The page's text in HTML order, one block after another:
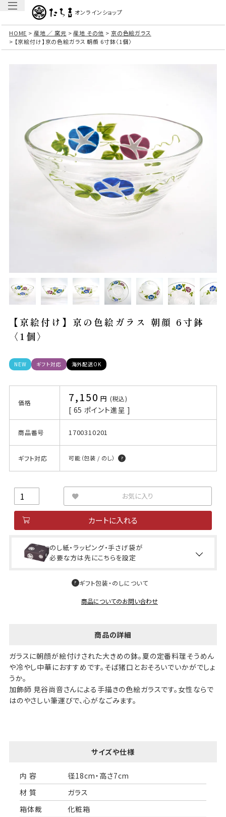
オンラインショップ
HOME 産地 ／ 窯元 産地 その他
京の色絵ガラス
【京絵付け】京の色絵ガラス 朝顔 6寸鉢〈1個〉
【京絵付け】京の色絵ガラス 朝顔 6寸鉢
〈1個〉
NEW ギフト対応 海外配送OK
価格 7,150 税込
[ 65 ポイント進呈 ]
商品番号 1700310201
ギフト対応 可能（包装 / のし）
お気に入り
カートに入れる
のし紙・ラッピング・手さげ袋が
必要な方は先にこちらを設定
ギフト包装・のしについて
商品についてのお問い合わせ
商品の詳細
ガラスに朝顔が絵付けされた大きめの鉢。夏の定番料理そうめん
や冷やし中華におすすめです。そば猪口とおそろいでいかがでしょ
うか。
加飾師 見谷尚音さんによる手描きの色絵ガラスです。女性ならで
はのやさしい筆運びで、心がなごみます。
サイズや仕様
内 容
径18cm・高さ7cm
材 質
ガラス
箱体裁
化粧箱